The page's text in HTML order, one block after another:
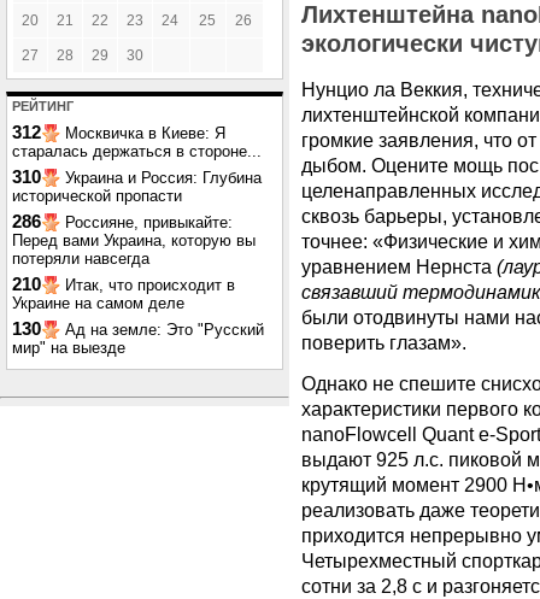
20 21 22 23 24 25 26
27 28 29 30
РЕЙТИНГ
312
Москвичка в Киеве: Я
старалась держаться в стороне...
310
Украина и Россия: Глубина
исторической пропасти
286
Россияне, привыкайте:
Перед вами Украина, которую вы
потеряли навсегда
210
Итак, что происходит в
Украине на самом деле
130
Ад на земле: Это "Русский
мир" на выезде
Лихтенштейна
экологически
Нунцио ла Веккия,
лихтенштейнской
громкие заявления, что
дыбом. Оцените мощь
целенаправленных
сквозь барьеры,
точнее: «Физические и
уравнением Нернста
связавший
были отодвинуты нами
поверить глазам».
Однако не спешите
характеристики первого
nanoFlowcell Quant e-
выдают 925 л.с. пиковой
крутящий момент 2900
реализовать даже
приходится непрерывно
Четырехместный
сотни за 2,8 с и